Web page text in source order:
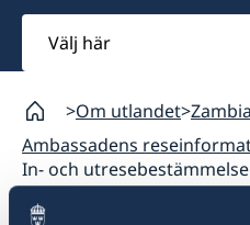
Välj
här
Om utlandet Zambia
Ambassadens
In- och